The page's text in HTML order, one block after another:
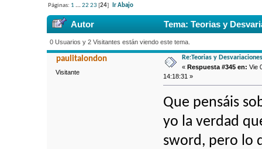
Páginas: 1 ...22 23 24] Ir Abajo
Autor Tema: Teorias y
0 Usuarios y 2 Visitantes están viendo este tema.
paulitalondon
Visitante
Re:Teorias y
«Respuesta #345 en: Vie
14:18:31 »
Que pensáis
yo la verdad
sword, pero lo